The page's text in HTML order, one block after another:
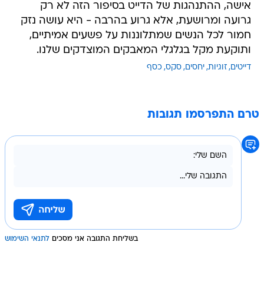
אישה, ההתנהגות של הדייט בסיפור הזה לא רק
גרועה ומרושעת, אלא גרוע בהרבה - היא עושה נזק
חמור לכל הנשים שמתלוננות על פשעים אמיתיים,
ותוקעת מקל בגלגלי המאבקים המוצדקים שלנו.
דייטים זוגיות יחסים סקס כסף
טרם התפרסמו תגובות
בשליחת התגובה אני מסכים לתנאי השימוש